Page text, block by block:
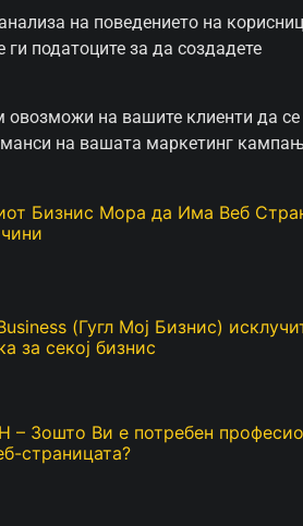
на поведението на
ги податоците за да создадете
овозможи на вашите клиенти да се
на вашата маркетинг
Бизнис Мора да Има Веб
(Гугл Мој Бизнис)
за секој бизнис
– Зошто Ви е потребен
страницата?